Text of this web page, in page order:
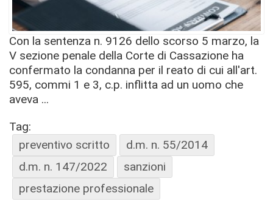
Con la sentenza n. 9126 dello scorso 5 marzo, la
V sezione penale della Corte di Cassazione ha
confermato la condanna per il reato di cui all'art.
595, commi 1 e 3, c.p. inflitta ad un uomo che
aveva ...
Tag:
preventivo scritto
d.m. n. 55/2014
d.m. n. 147/2022
sanzioni
prestazione professionale